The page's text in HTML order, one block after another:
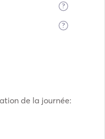
Konstantinos ?
?
de la journée: